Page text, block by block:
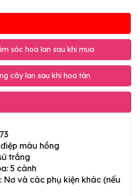
sóc hoa lan sau khi mua
cây lan sau khi hoa tàn
màu hồng
trắng
5 cành
Nơ và các phụ kiện khác (nếu